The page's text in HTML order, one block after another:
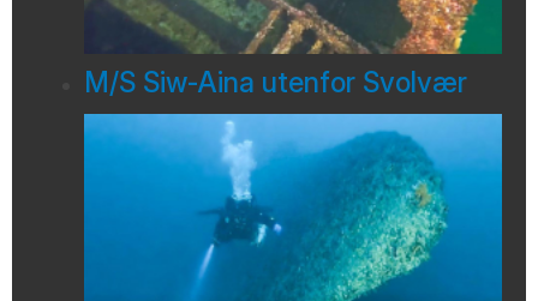
M/S Siw-Aina utenfor Svolvær